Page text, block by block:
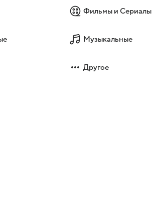
Фильмы и Сериалы
Музыкальные
Другое